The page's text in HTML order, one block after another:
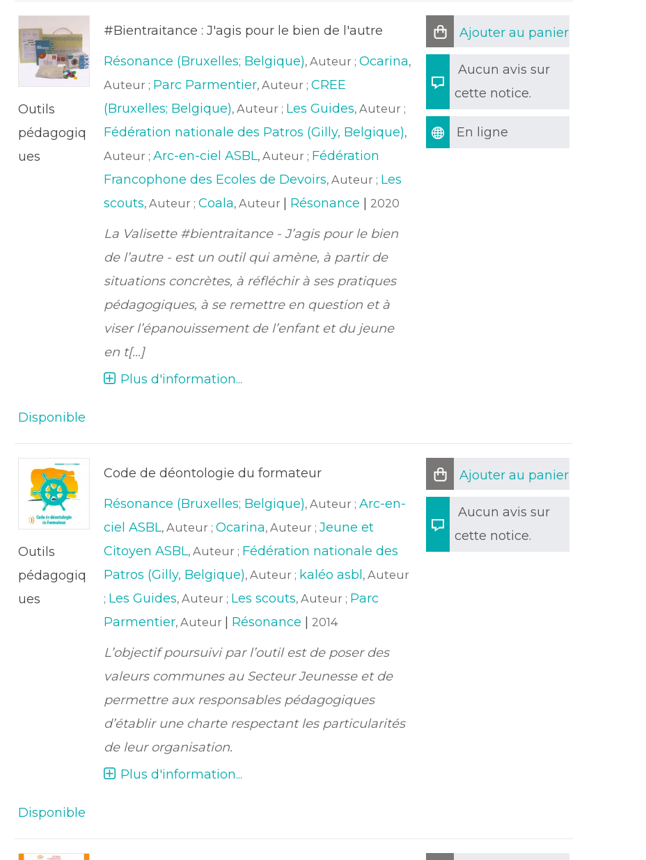
Outils
pédagogiq
ues
#Bientraitance : J'agis pour le bien de l'autre
Résonance (Bruxelles; Belgique), Auteur ; Ocarina,
Auteur ; Parc Parmentier, Auteur ; CREE
(Bruxelles; Belgique), Auteur ; Les Guides, Auteur ;
Fédération nationale des Patros (Gilly, Belgique),
Auteur ; Arc-en-ciel ASBL, Auteur ; Fédération
Francophone des Ecoles de Devoirs, Auteur ; Les
scouts, Auteur ; Coala, Auteur Résonance 2020
La Valisette #bientraitance - J’agis pour le bien
de l’autre - est un outil qui amène, à partir de
situations concrètes, à réfléchir à ses pratiques
pédagogiques, à se remettre en question et à
viser l’épanouissement de l’enfant et du jeune
en t[...]
Plus d'information...
Ajouter au panier
Aucun avis sur
cette notice.
En ligne
Disponible
Outils
pédagogiq
ues
Code de déontologie du formateur
Résonance (Bruxelles; Belgique), Auteur ; Arc-en-
ciel ASBL, Auteur ; Ocarina, Auteur ; Jeune et
Citoyen ASBL, Auteur ; Fédération nationale des
Patros (Gilly, Belgique), Auteur ; kaléo asbl , Auteur
; Les Guides, Auteur ; Les scouts, Auteur ; Parc
Parmentier, Auteur Résonance 2014
L’objectif poursuivi par l’outil est de poser des
valeurs communes au Secteur Jeunesse et de
permettre aux responsables pédagogiques
d’établir une charte respectant les particularités
de leur organisation.
Plus d'information...
Ajouter au panier
Aucun avis sur
cette notice.
Disponible